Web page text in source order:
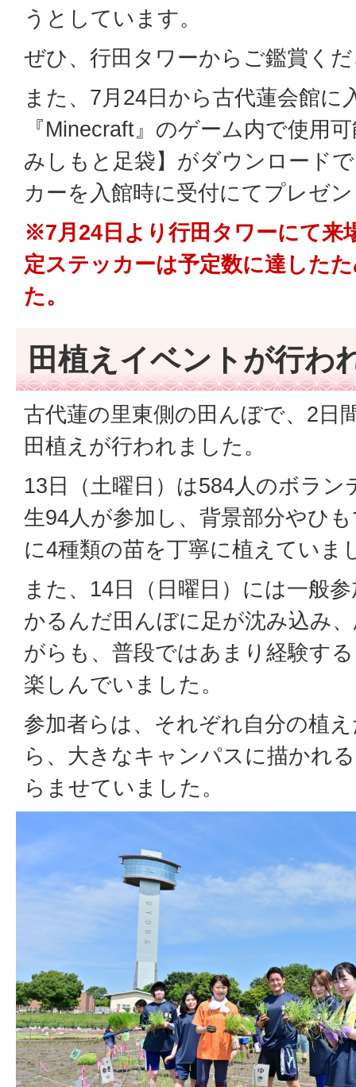
うとしています。
ぜひ、行田タワーからご鑑賞く
また、7月24日から古代蓮会館に
『Minecraft』のゲーム内で使用
みしもと足袋】がダウンロード
カーを入館時に受付にてプレゼ
※7月24日より行田タワーにて来
定ステッカーは予定数に達した
た。
田植えイベントが行わ
古代蓮の里東側の田んぼで、2日
田植えが行われました。
13日（土曜日）は584人のボラン
生94人が参加し、背景部分やひ
に4種類の苗を丁寧に植えていま
また、14日（日曜日）には一般
かるんだ田んぼに足が沈み込み
がらも、普段ではあまり経験す
楽しんでいました。
参加者らは、それぞれ自分の植
ら、大きなキャンパスに描かれ
らませていました。